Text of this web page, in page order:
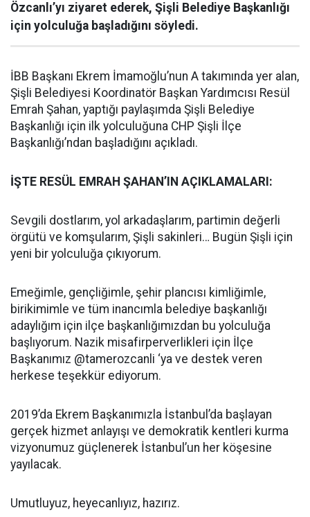
Özcanlı’yı ziyaret ederek, Şişli Belediye Başkanlığı
için yolculuğa başladığını söyledi.
İBB Başkanı Ekrem İmamoğlu’nun A takımında yer alan,
Şişli Belediyesi Koordinatör Başkan Yardımcısı Resül
Emrah Şahan, yaptığı paylaşımda Şişli Belediye
Başkanlığı için ilk yolculuğuna CHP Şişli İlçe
Başkanlığı’ndan başladığını açıkladı.
İŞTE RESÜL EMRAH ŞAHAN’IN AÇIKLAMALARI:
Sevgili dostlarım, yol arkadaşlarım, partimin değerli
örgütü ve komşularım, Şişli sakinleri… Bugün Şişli için
yeni bir yolculuğa çıkıyorum.
Emeğimle, gençliğimle, şehir plancısı kimliğimle,
birikimimle ve tüm inancımla belediye başkanlığı
adaylığım için ilçe başkanlığımızdan bu yolculuğa
başlıyorum. Nazik misafirperverlikleri için İlçe
Başkanımız @tamerozcanli ‘ya ve destek veren
herkese teşekkür ediyorum.
2019’da Ekrem Başkanımızla İstanbul’da başlayan
gerçek hizmet anlayışı ve demokratik kentleri kurma
vizyonumuz güçlenerek İstanbul’un her köşesine
yayılacak.
Umutluyuz, heyecanlıyız, hazırız.